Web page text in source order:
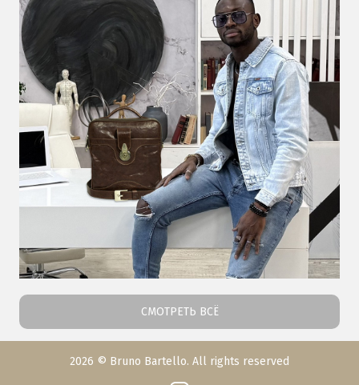
СМОТРЕТЬ ВСЁ
2026 © Bruno Bartello. All rights reserved